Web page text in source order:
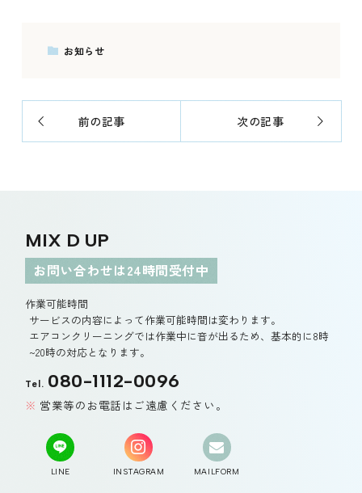
お知らせ
前の記事 次の記事
MIX D UP
お問い合わせは24時間受付中
作業可能時間
サービスの内容によって作業可能時間は変わります。
エアコンクリーニングでは作業中に音が出るため、基本的に8時
~20時の対応となります。
Tel. 080-1112-0096
営業等のお電話はご遠慮ください。
LINE INSTAGRAM MAILFORM